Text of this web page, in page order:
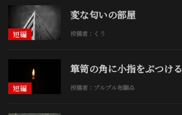
短編
変な匂いの部屋
投稿者：くう
短編
箪笥の角に小指をぶつける
投稿者：プルプル布顚🍮